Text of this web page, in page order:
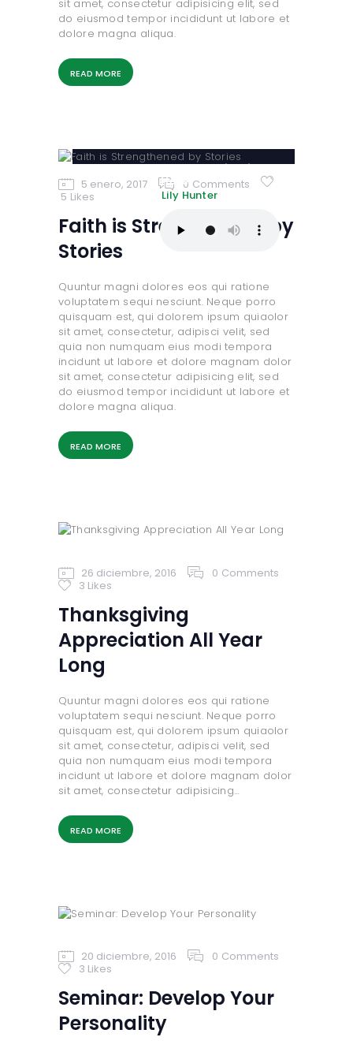
sit amet, consectetur adipisicing elit, sed
do eiusmod tempor incididunt ut labore et
dolore magna aliqua.
READ MORE
Insert Audio Title
Here
Lily Hunter
5 enero, 2017 0 Comments
5 Likes
Faith is Strengthened by
Stories
Quuntur magni dolores eos qui ratione
voluptatem sequi nesciunt. Neque porro
quisquam est, qui dolorem ipsum quiaolor
sit amet, consectetur, adipisci velit, sed
quia non numquam eius modi tempora
incidunt ut labore et dolore magnam dolor
sit amet, consectetur adipisicing elit, sed
do eiusmod tempor incididunt ut labore et
dolore magna aliqua.
READ MORE
26 diciembre, 2016 0 Comments
3 Likes
Thanksgiving
Appreciation All Year
Long
Quuntur magni dolores eos qui ratione
voluptatem sequi nesciunt. Neque porro
quisquam est, qui dolorem ipsum quiaolor
sit amet, consectetur, adipisci velit, sed
quia non numquam eius modi tempora
incidunt ut labore et dolore magnam dolor
sit amet, consectetur adipisicing…
READ MORE
20 diciembre, 2016 0 Comments
3 Likes
Seminar: Develop Your
Personality